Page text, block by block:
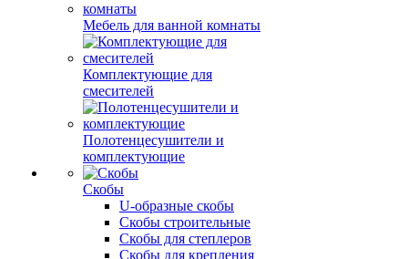
Мебель для ванной комнаты
Комплектующие для
смесителей
Полотенцесушители и
комплектующие
Скобы
U-образные скобы
Скобы строительные
Скобы для степлеров
Скобы для крепления